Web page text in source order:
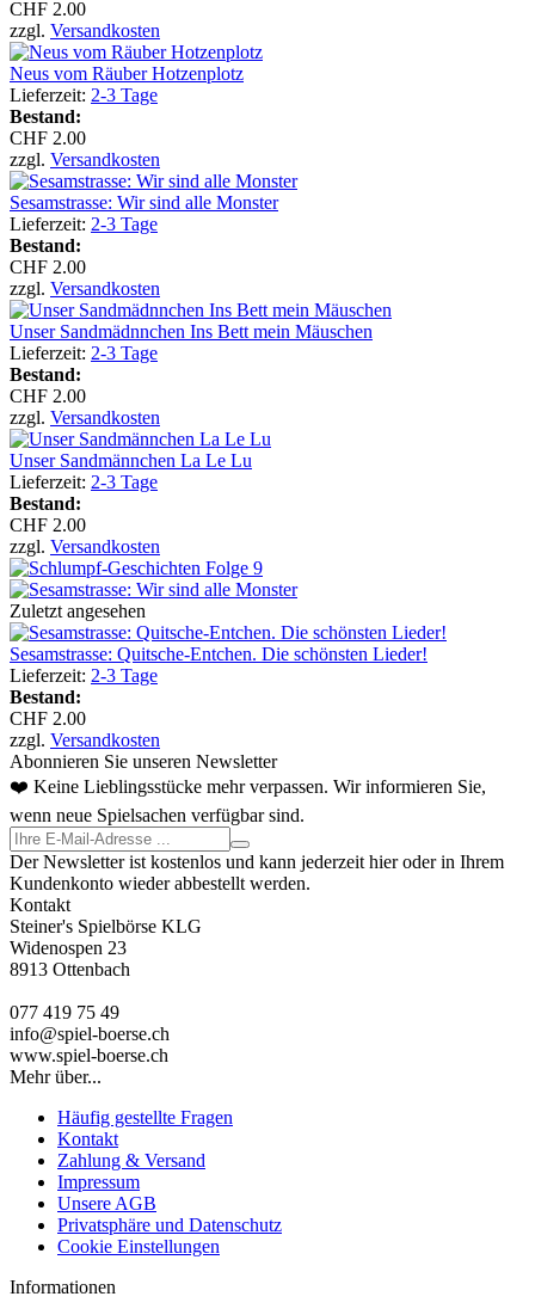
CHF 2.00
zzgl. Versandkosten
Neus vom Räuber Hotzenplotz
Lieferzeit: 2-3 Tage
Bestand:
CHF 2.00
zzgl. Versandkosten
Sesamstrasse: Wir sind alle Monster
Lieferzeit: 2-3 Tage
Bestand:
CHF 2.00
zzgl. Versandkosten
Unser Sandmädnnchen Ins Bett mein Mäuschen
Lieferzeit: 2-3 Tage
Bestand:
CHF 2.00
zzgl. Versandkosten
Unser Sandmännchen La Le Lu
Lieferzeit: 2-3 Tage
Bestand:
CHF 2.00
zzgl. Versandkosten
Zuletzt angesehen
Sesamstrasse: Quitsche-Entchen. Die schönsten Lieder!
Lieferzeit: 2-3 Tage
Bestand:
CHF 2.00
zzgl. Versandkosten
Abonnieren Sie unseren Newsletter
❤️ Keine Lieblingsstücke mehr verpassen. Wir informieren Sie,
wenn neue Spielsachen verfügbar sind.
Der Newsletter ist kostenlos und kann jederzeit hier oder in Ihrem
Kundenkonto wieder abbestellt werden.
Kontakt
Steiner's Spielbörse KLG
Widenospen 23
8913 Ottenbach
077 419 75 49
info@spiel-boerse.ch
www.spiel-boerse.ch
Mehr über...
Häufig gestellte Fragen
Kontakt
Zahlung & Versand
Impressum
Unsere AGB
Privatsphäre und Datenschutz
Cookie Einstellungen
Informationen